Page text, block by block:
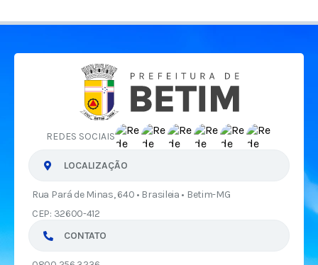
REDES SOCIAIS
LOCALIZAÇÃO
Rua Pará de Minas, 640 • Brasileia • Betim-MG
CEP: 32600-412
CONTATO